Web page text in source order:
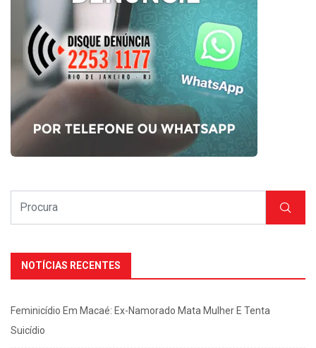
NOTÍCIAS RECENTES
Feminicídio Em Macaé: Ex-Namorado Mata Mulher E Tenta
Suicídio